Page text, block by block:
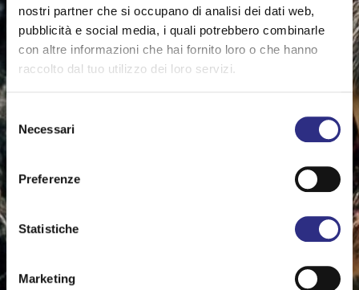
nostri partner che si occupano di analisi dei dati web,
pubblicità e social media, i quali potrebbero combinarle
con altre informazioni che hai fornito loro o che hanno
raccolto dal tuo utilizzo dei loro servizi.
delNecessari
Preferenze
Statistiche
Marketing